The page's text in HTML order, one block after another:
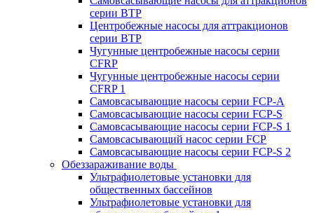
серии BTP
Центробежные насосы для аттракционов
серии BTP
Чугунные центробежные насосы серии
CFRP
Чугунные центробежные насосы серии
CFRP 1
Самовсасывающие насосы серии FCP-A
Самовсасывающие насосы серии FCP-S
Самовсасывающие насосы серии FCP-S 1
Самовсасывающий насос серии FCP
Самовсасывающие насосы серии FCP-S 2
Обеззараживание воды
Ультрафиолетовые установки для
общественных бассейнов
Ультрафиолетовые установки для